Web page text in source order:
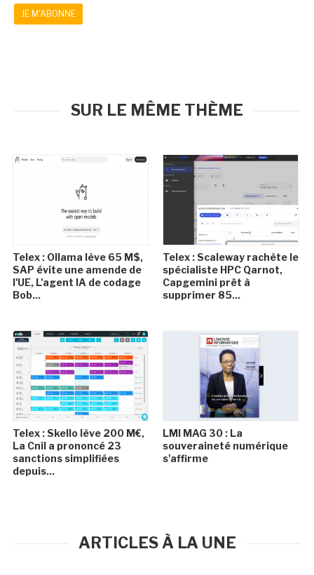
JE M'ABONNE
SUR LE MÊME THÈME
Telex : Ollama lève 65 M$,
SAP évite une amende de
l'UE, L'agent IA de codage
Bob...
Telex : Scaleway rachète le
spécialiste HPC Qarnot,
Capgemini prêt à
supprimer 85...
Telex : Skello lève 200 M€,
La Cnil a prononcé 23
sanctions simplifiées
depuis...
LMI MAG 30 : La
souveraineté numérique
s'affirme
ARTICLES À LA UNE